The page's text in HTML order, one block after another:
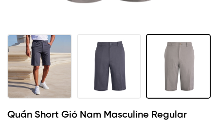
Quần Short Gió Nam Masculine Regular